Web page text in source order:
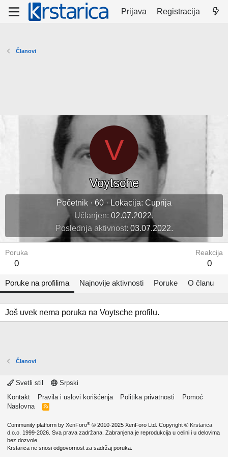
Prijava Registracija
Članovi
V
Voytsche
Početnik · 60· Lokacija: Cuprija
Učlanjen 02.07.2022.
Poslednja aktivnost 03.07.2022.
Poruka
0
Reakcija
0
Poruke na profilima Najnovije aktivnosti Poruke O članu
Još uvek nema poruka na Voytsche profilu.
Članovi
Svetli stil
Srpski
Kontakt
Pravila i uslovi korišćenja Politika privatnosti
Pomoć
Naslovna
R
Community platform by XenForo® © 2010-2025 XenForo Ltd. Copyright © Krstarica
d.o.o. 1999-2026. Sva prava zadržana. Zabranjena je reprodukcija u celini i u delovima
bez dozvole.
Krstarica ne snosi odgovornost za sadržaj poruka.